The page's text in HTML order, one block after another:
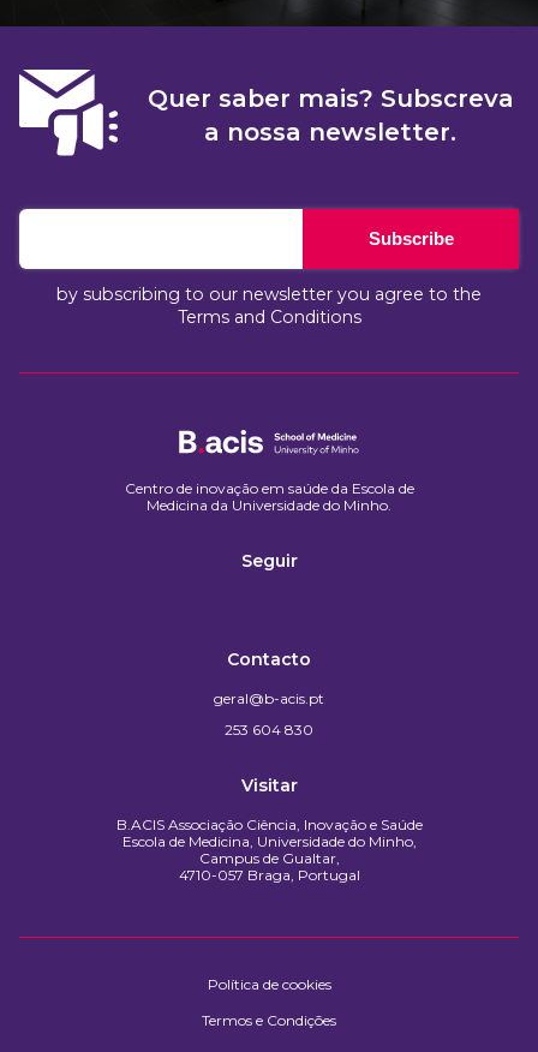
Quer saber mais? Subscreva
a nossa newsletter.
Subscribe
by subscribing to our newsletter you agree to the
Terms and Conditions
Centro de inovação em saúde da Escola de
Medicina da Universidade do Minho.​
Seguir
Contacto
geral@b-acis.pt
253 604 830
Visitar
B.ACIS Associação Ciência, Inovação e Saúde
Escola de Medicina, Universidade do Minho,
Campus de Gualtar,
4710-057 Braga, Portugal
Política de cookies
Termos e Condições